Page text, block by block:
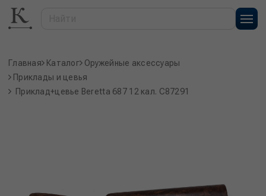
Главная Каталог Оружейные аксессуары
Приклады и цевья
Приклад+цевье Beretta 687 12 кал. C87291